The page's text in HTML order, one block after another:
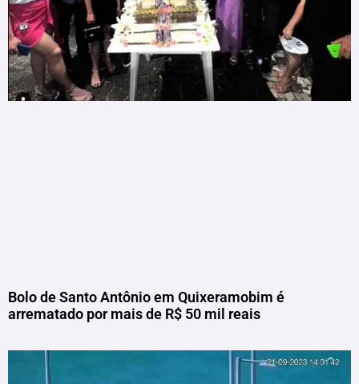
Bolo de Santo Antônio em Quixeramobim é
arrematado por mais de R$ 50 mil reais